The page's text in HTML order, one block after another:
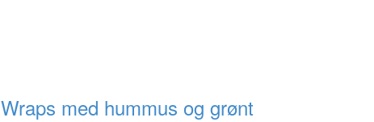
Wraps med hummus og grønt